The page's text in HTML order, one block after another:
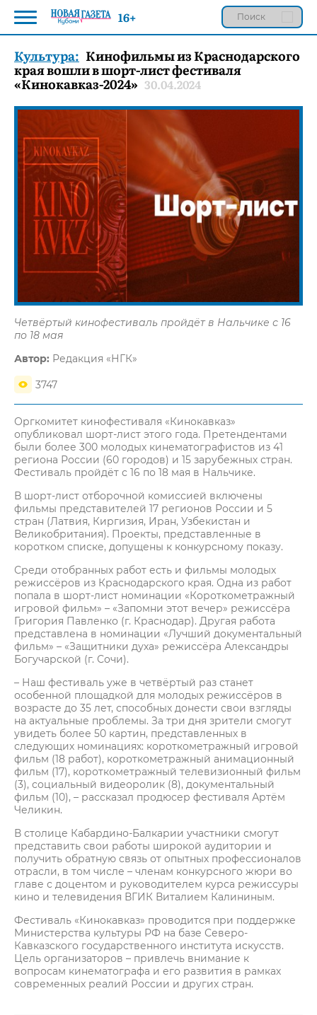
Культура: Кинофильмы из Краснодарского
края вошли в шорт-лист фестиваля
«Кинокавказ-2024» 30.04.2024
Четвёртый кинофестиваль пройдёт в Нальчике с 16
по 18 мая
Автор: Редакция «НГК»
3747
Оргкомитет кинофестиваля «Кинокавказ»
опубликовал шорт-лист этого года. Претендентами
были более 300 молодых кинематографистов из 41
региона России (60 городов) и 15 зарубежных стран.
Фестиваль пройдёт с 16 по 18 мая в Нальчике.
В шорт-лист отборочной комиссией включены
фильмы представителей 17 регионов России и 5
стран (Латвия, Киргизия, Иран, Узбекистан и
Великобритания). Проекты, представленные в
коротком списке, допущены к конкурсному показу.
Среди отобранных работ есть и фильмы молодых
режиссёров из Краснодарского края. Одна из работ
попала в шорт-лист номинации «Короткометражный
игровой фильм» – «Запомни этот вечер» режиссёра
Григория Павленко (г. Краснодар). Другая работа
представлена в номинации «Лучший документальный
фильм» – «Защитники духа» режиссёра Александры
Богучарской (г. Сочи).
– Наш фестиваль уже в четвёртый раз станет
особенной площадкой для молодых режиссёров в
возрасте до 35 лет, способных донести свои взгляды
на актуальные проблемы. За три дня зрители смогут
увидеть более 50 картин, представленных в
следующих номинациях: короткометражный игровой
фильм (18 работ), короткометражный анимационный
фильм (17), короткометражный телевизионный фильм
(3), социальный видеоролик (8), документальный
фильм (10), – рассказал продюсер фестиваля Артём
Челикин.
В столице Кабардино-Балкарии участники смогут
представить свои работы широкой аудитории и
получить обратную связь от опытных профессионалов
отрасли, в том числе – членам конкурсного жюри во
главе с доцентом и руководителем курса режиссуры
кино и телевидения ВГИК Виталием Калининым.
Фестиваль «Кинокавказ» проводится при поддержке
Министерства культуры РФ на базе Северо-
Кавказского государственного института искусств.
Цель организаторов – привлечь внимание к
вопросам кинематографа и его развития в рамках
современных реалий России и других стран.
16+